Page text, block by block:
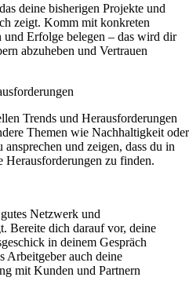
deine bisherigen Projekte und
zeigt. Komm mit konkreten
Erfolge belegen – das wird dir
abzuheben und Vertrauen
Trends und Herausforderungen
Themen wie Nachhaltigkeit oder
und zeigen, dass du in
Herausforderungen zu finden.
Netzwerk und
Bereite dich darauf vor, deine
in deinem Gespräch
Arbeitgeber auch deine
mit Kunden und Partnern